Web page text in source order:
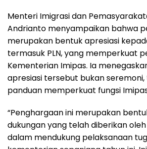
Menteri Imigrasi dan
Andrianto menyampaikan bahwa
merupakan bentuk apresiasi
termasuk PLN, yang memperkuat
Kementerian Imipas. Ia
apresiasi tersebut bukan
panduan memperkuat fungsi
“Penghargaan ini merupakan
dukungan yang telah diberikan
dalam mendukung pelaksanaan